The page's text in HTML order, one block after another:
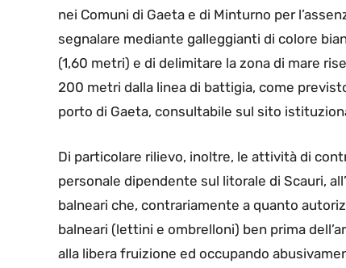
nei Comuni di Gaeta e di Minturno per
segnalare mediante galleggianti di colore
(1,60 metri) e di delimitare la zona di mare
200 metri dalla linea di battigia, come
porto di Gaeta, consultabile sul sito
Di particolare rilievo, inoltre, le attività di
personale dipendente sul litorale di Scauri,
balneari che, contrariamente a quanto
balneari (lettini e ombrelloni) ben prima
alla libera fruizione ed occupando